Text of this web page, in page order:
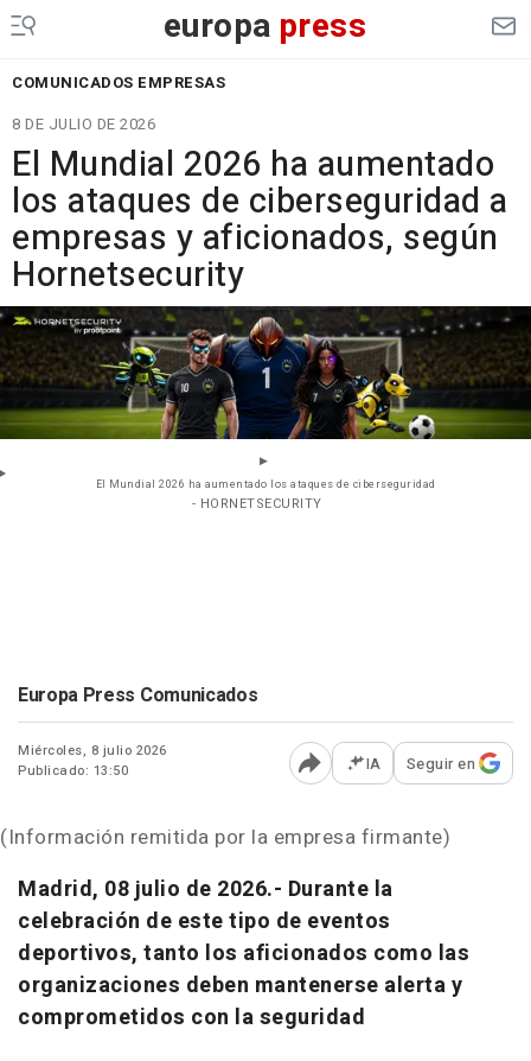
europa press
COMUNICADOS EMPRESAS
8 DE JULIO DE 2026
El Mundial 2026 ha aumentado
los ataques de ciberseguridad a
empresas y aficionados, según
Hornetsecurity
El Mundial 2026 ha aumentado los ataques de ciberseguridad
- HORNETSECURITY
Europa Press Comunicados
Miércoles, 8 julio 2026
Publicado: 13:50
Abrir opciones para
IA Seguir en
(Información remitida por la empresa firmante)
Madrid, 08 julio de 2026.- Durante la
celebración de este tipo de eventos
deportivos, tanto los aficionados como las
organizaciones deben mantenerse alerta y
comprometidos con la seguridad